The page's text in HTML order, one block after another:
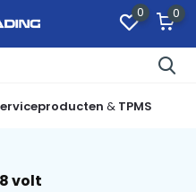
0 0
& TPMS
volt